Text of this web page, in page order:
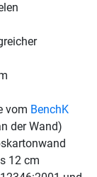
vom BenchK
der Wand)
12 cm